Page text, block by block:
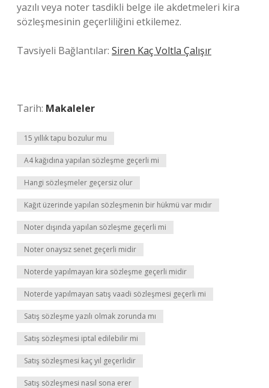
yazılı veya noter tasdikli belge ile akdetmeleri kira
sözleşmesinin geçerliliğini etkilemez.
Tavsiyeli Bağlantılar: Siren Kaç Voltla Çalışır
Tarih: Makaleler
15 yıllık tapu bozulur mu
A4 kağıdına yapılan sözleşme geçerli mi
Hangi sözleşmeler geçersiz olur
Kağıt üzerinde yapılan sözleşmenin bir hükmü var mıdır
Noter dışında yapılan sözleşme geçerli mi
Noter onaysız senet geçerli midir
Noterde yapılmayan kira sözleşme geçerli midir
Noterde yapılmayan satış vaadi sözleşmesi geçerli mi
Satış sözleşme yazılı olmak zorunda mı
Satış sözleşmesi iptal edilebilir mi
Satış sözleşmesi kaç yıl geçerlidir
Satış sözleşmesi nasıl sona erer